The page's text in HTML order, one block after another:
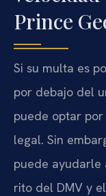
Prince
Si su multa es
por debajo del
puede optar
legal. Sin
puede ayudarle
rito del DMV y